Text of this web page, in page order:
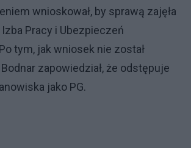
wnioskował, by sprawą zajęła
Pracy i Ubezpieczeń
tym, jak wniosek nie został
zapowiedział, że odstępuje
jako PG.